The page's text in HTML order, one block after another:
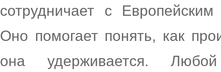
сотрудничает с
Оно помогает понять, как
она удерживается.